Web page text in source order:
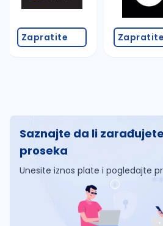
Zapratite Zapratite
Saznajte da li
proseka
Unesite iznos plate i pogledajte